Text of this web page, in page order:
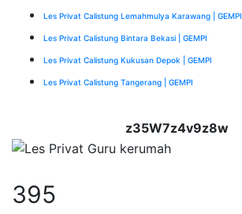
Les Privat Calistung Lemahmulya Karawang | GEMPI
Les Privat Calistung Bintara Bekasi | GEMPI
Les Privat Calistung Kukusan Depok | GEMPI
Les Privat Calistung Tangerang | GEMPI
z35W7z4v9z8w
395